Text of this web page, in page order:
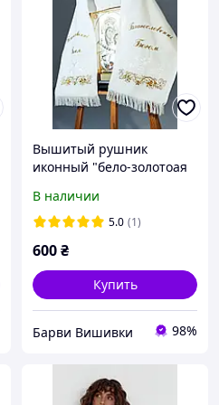
Вышитый рушник
иконный "бело-золотоая
В наличии
5.0 (1)
600₴
Купить
Барви Вишивки 98%